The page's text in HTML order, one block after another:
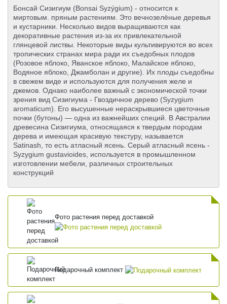
Бонсай Сизигиум (Bonsai Syzýgium) - относится к
миртовым. пряным растениям. Это вечнозелёные деревья
и кустарники. Несколько видов выращиваются как
декоративные растения из-за их привлекательной
глянцевой листвы. Некоторые виды культивируются во всех
тропических странах мира ради их съедобных плодов
(Розовое яблоко, Яванское яблоко, Малайское яблоко,
Водяное яблоко, Джамболан и другие). Их плоды съедобны
в свежем виде и используются для получения желе и
джемов. Однако наиболее важный с экономической точки
зрения вид Сизигиума - Гвоздичное дерево (Syzygium
aromaticum). Его высушенные нераскрывшиеся цветочные
почки (бутоны) — одна из важнейших специй. В Австралии
древесина Сизигиума, относящаяся к твердым породам
дерева и имеющая красивую текстуру, называется
Satinash, то есть атласный ясень. Серый атласный ясень -
Syzygium gustavioides, используется в промышленном
изготовлении мебели, различных строительных
конструкций
Фото растения перед доставкой
Подарочный комплект